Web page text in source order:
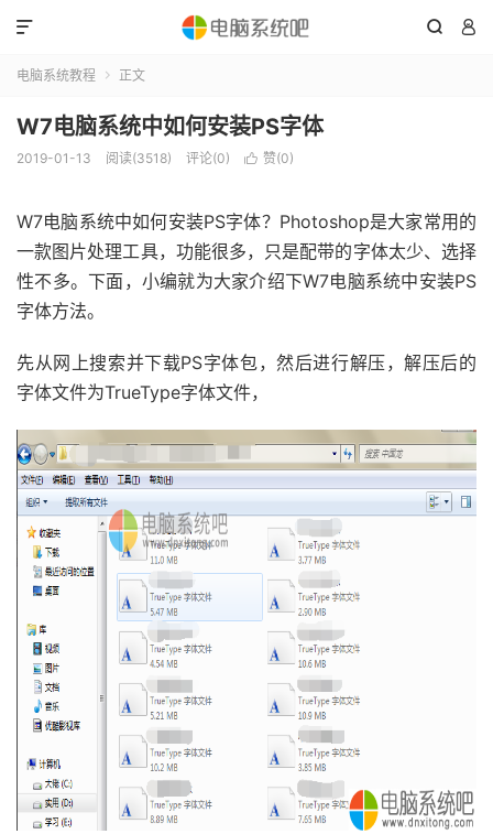
 

电脑系统教程  正文
W7电脑系统中如何安装PS字体
2019-01-13 阅读(3518) 评论(0)  赞(0)
W7电脑系统中如何安装PS字体？Photoshop是大家常用的
一款图片处理工具，功能很多，只是配带的字体太少、选择
性不多。下面，小编就为大家介绍下W7电脑系统中安装PS
字体方法。
先从网上搜索并下载PS字体包，然后进行解压，解压后的
字体文件为TrueType字体文件，